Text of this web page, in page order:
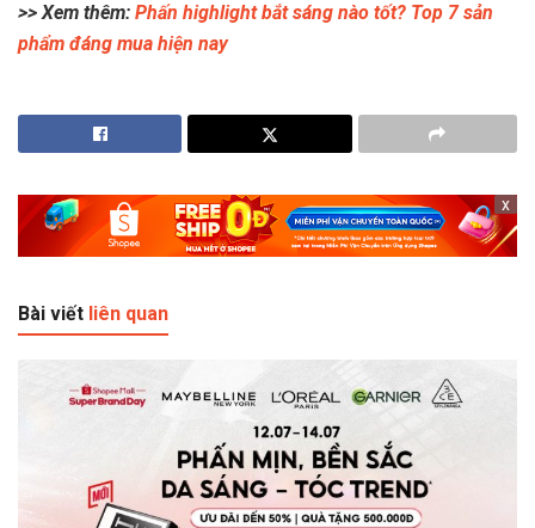
>> Xem thêm: Phấn highlight bắt sáng nào tốt? Top 7 sản
phẩm đáng mua hiện nay
x
Bài viết liên quan